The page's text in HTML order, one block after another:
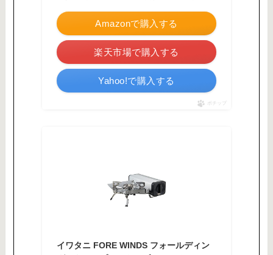
Amazonで購入する
楽天市場で購入する
Yahoo!で購入する
ポチップ
イワタニ FORE WINDS フォールディン